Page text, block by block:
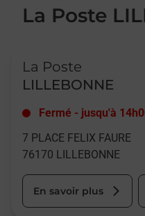
La Poste
La Poste
LILLEBONNE
Fermé - jusqu'à
7 PLACE FELIX FAURE
76170 LILLEBONNE
En savoir plus